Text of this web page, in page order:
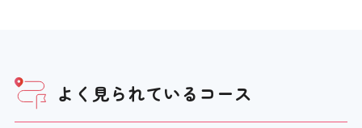
よく見られているコース